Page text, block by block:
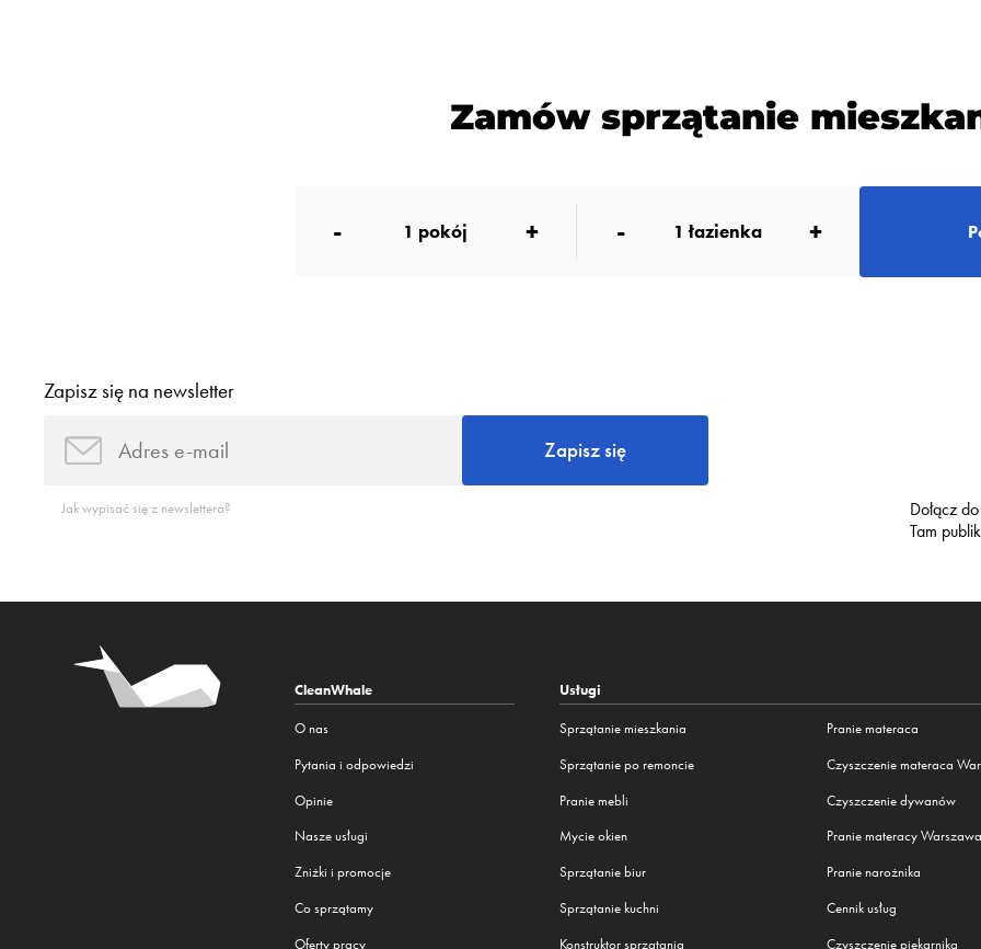
Zamów sprzątanie
- 1 pokój + - 1 łazienka +
Zapisz się na newsletter
Zapisz się
Jak wypisać się z newslettera?
Dołącz
Tam
CleanWhale
O nas
Pytania i odpowiedzi
Opinie
Nasze usługi
Zniżki i promocje
Co sprzątamy
Oferty pracy
Usługi
Sprzątanie mieszkania
Sprzątanie po remoncie
Pranie mebli
Mycie okien
Sprzątanie biur
Sprzątanie kuchni
Konstruktor sprzątania
Pranie materaca
Czyszczenie materaca
Czyszczenie dywanów
Pranie materacy Warszawa
Pranie narożnika
Cennik usług
Czyszczenie piekarnika